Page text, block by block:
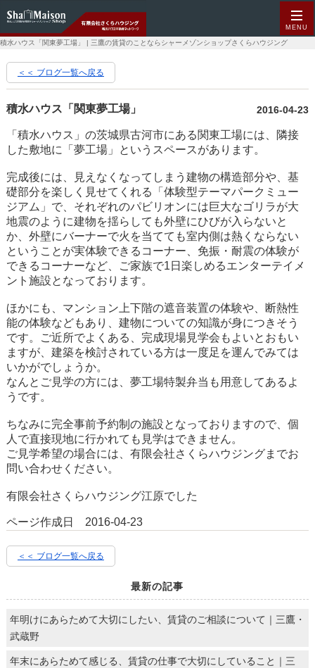
MENU
積水ハウス「関東夢工場」 | 三鷹の賃貸のことならシャーメゾンショップさくらハウジング
＜＜ ブログ一覧へ戻る
積水ハウス「関東夢工場」 2016-04-23
「積水ハウス」の茨城県古河市にある関東工場には、隣接
した敷地に「夢工場」というスペースがあります。
完成後には、見えなくなってしまう建物の構造部分や、基
礎部分を楽しく見せてくれる「体験型テーマパークミュー
ジアム」で、それぞれのパビリオンには巨大なゴリラが大
地震のように建物を揺らしても外壁にひびが入らないと
か、外壁にバーナーで火を当てても室内側は熱くならない
ということが実体験できるコーナー、免振・耐震の体験が
できるコーナーなど、ご家族で1日楽しめるエンターテイメ
ント施設となっております。
ほかにも、マンション上下階の遮音装置の体験や、断熱性
能の体験などもあり、建物についての知識が身につきそう
です。ご近所でよくある、完成現場見学会もよいとおもい
ますが、建築を検討されている方は一度足を運んでみては
いかがでしょうか。
なんとご見学の方には、夢工場特製弁当も用意してあるよ
うです。
ちなみに完全事前予約制の施設となっておりますので、個
人で直接現地に行かれても見学はできません。
ご見学希望の場合には、有限会社さくらハウジングまでお
問い合わせください。
有限会社さくらハウジング江原でした
ページ作成日 2016-04-23
＜＜ ブログ一覧へ戻る
最新の記事
年明けにあらためて大切にしたい、賃貸のご相談について｜三鷹・
武蔵野
年末にあらためて感じる、賃貸の仕事で大切にしていること｜三